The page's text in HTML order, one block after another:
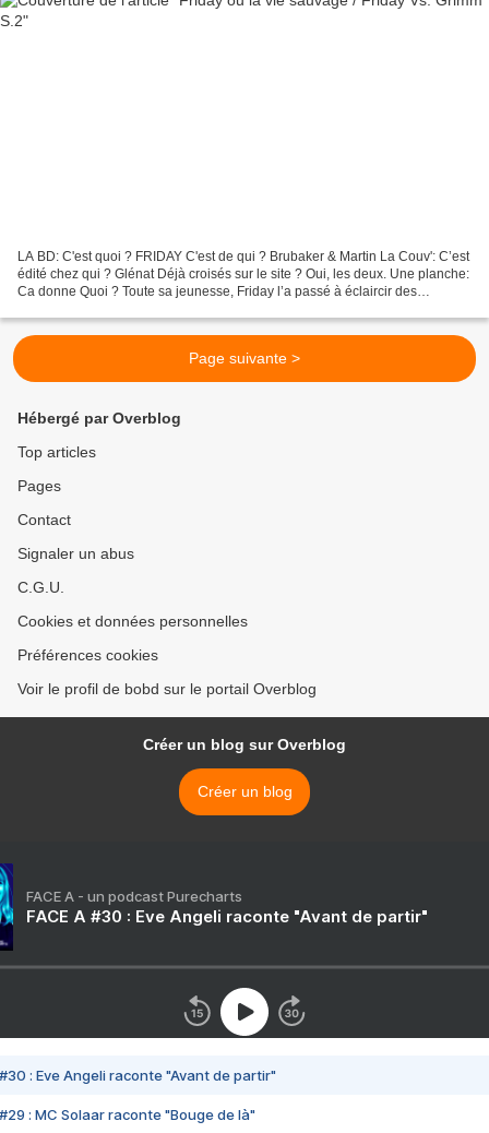
LA BD: C'est quoi ? FRIDAY C'est de qui ? Brubaker & Martin La Couv': C’est
édité chez qui ? Glénat Déjà croisés sur le site ? Oui, les deux. Une planche:
Ca donne Quoi ? Toute sa jeunesse, Friday l’a passé à éclaircir des
Page suivante >
Hébergé par Overblog
Top articles
Pages
Contact
Signaler un abus
C.G.U.
Cookies et données personnelles
Préférences cookies
Voir le profil de bobd sur le portail Overblog
Créer un blog sur Overblog
Créer un blog
FACE A - un podcast Purecharts
FACE A #30 : Eve Angeli raconte "Avant de partir"
#30 : Eve Angeli raconte "Avant de partir"
#29 : MC Solaar raconte "Bouge de là"